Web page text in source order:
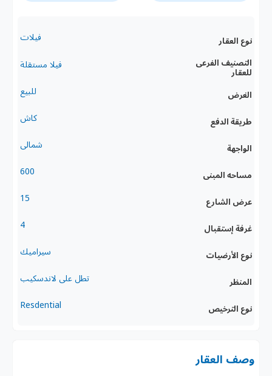
نوع العقار فيلات
التصنيف الفرعى
للعقار
فيلا مستقلة
الغرض للبيع
طريقة الدفع كاش
الواجهة شمالى
مساحه المبنى 600
عرض الشارع 15
غرفة إستقبال 4
نوع الأرضيات سيراميك
المنظر تطل على لاندسكيب
نوع الترخيص Resdential
وصف العقار